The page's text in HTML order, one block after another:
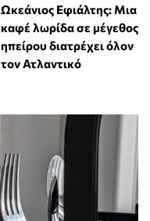
Ωκεάνιος Εφιάλτης: Μια
καφέ λωρίδα σε μέγεθος
ηπείρου διατρέχει όλον
τον Ατλαντικό